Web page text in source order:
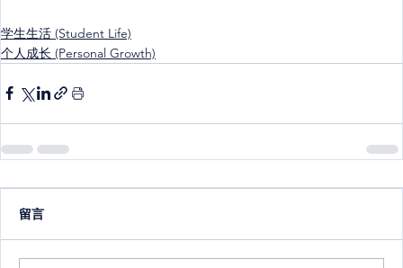
学生生活 (Student Life)
个人成长 (Personal Growth)
留言